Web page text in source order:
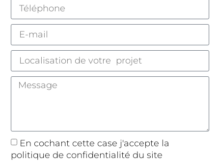
En cochant cette case j'accepte la
politique de confidentialité du site